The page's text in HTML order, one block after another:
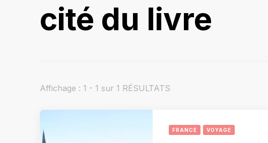
cité du livre
Affichage : 1 - 1 sur 1 RÉSULTATS
FRANCE VOYAGE